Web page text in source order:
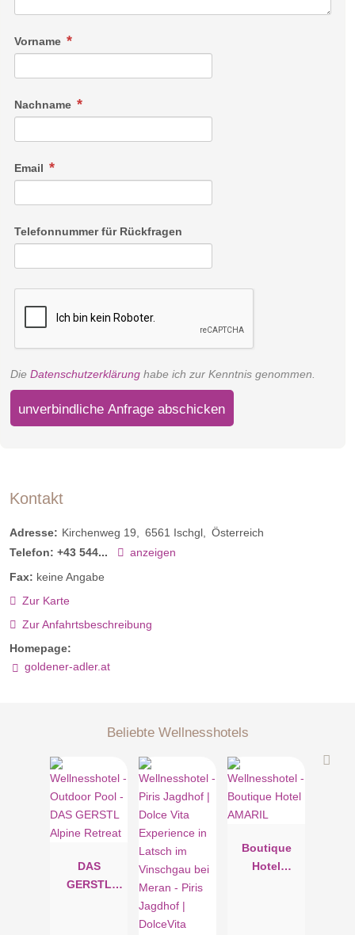
Vorname
Nachname
Email
Telefonnummer für Rückfragen
Die Datenschutzerklärung habe ich zur Kenntnis genommen.
unverbindliche Anfrage abschicken
Kontakt
Adresse: Kirchenweg 19 6561 Ischgl
Österreich
Telefon: +43 544...
anzeigen
Fax: keine Angabe
Zur Karte
Zur Anfahrtsbeschreibung
Homepage:
goldener-adler.at
Beliebte Wellnesshotels
DAS
GERSTL
Boutique
Hotel